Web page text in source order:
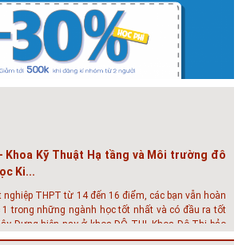
TUYẾN - TƯ VẤN TUYỂN SINH ĐẠI HỌC
KIẾN TRÚC NĂM...
quốc gia dự kiến diễn ra vào tháng 8. Trường Đại
các bạn học sinh cuối cấp ôn thi thật tốt MỜI
CÁC EM ĐÓN XEM GIAO LƯU TRỰC TUYẾN "TƯ
Khoa Kỹ Thuật Hạ tầng và Môi trường đô
Ki...
THPT từ 14 đến 16 điểm, các bạn vẫn hoàn
trong những ngành học tốt nhất và có đầu ra tốt
Dựng hiện nay ở khoa ĐÔ THỊ. Khoa Đô Thị bảo